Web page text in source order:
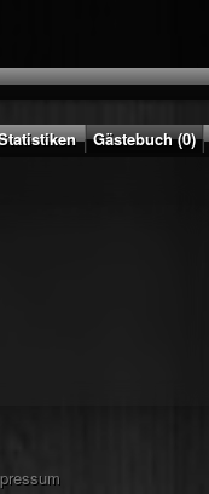
Gästebuch (0)